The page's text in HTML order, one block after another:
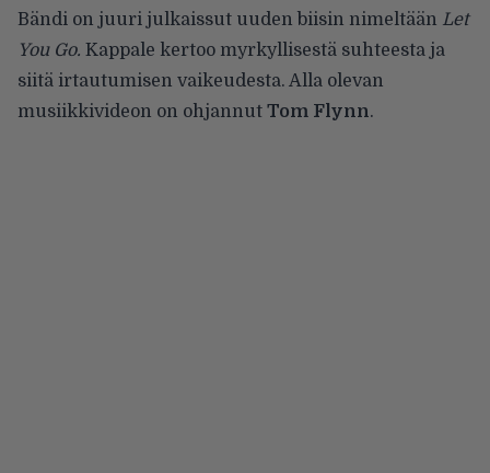
Bändi on juuri julkaissut uuden biisin nimeltään Let
You Go. Kappale kertoo myrkyllisestä suhteesta ja
siitä irtautumisen vaikeudesta. Alla olevan
musiikkivideon on ohjannut Tom Flynn.